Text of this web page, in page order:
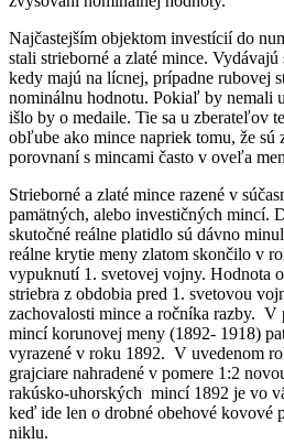
Najčastejším objektom investícií do
stali strieborné a zlaté mince.
kedy majú na lícnej, prípadne rubovej
nominálnu hodnotu. Pokiaľ by nemali
išlo by o medaile. Tie sa u zberateľov
obľube ako mince napriek tomu, že sú
porovnaní s mincami často v oveľa
Strieborné a zlaté mince razené v
pamätných, alebo investičných mincí.
skutočné reálne platidlo sú dávno
reálne krytie meny zlatom skončilo v
vypuknutí 1. svetovej vojny. Hodnota
striebra z obdobia pred 1. svetovou
zachovalosti mince a ročníka razby. V
mincí korunovej meny (1892- 1918)
vyrazené v roku 1892. V uvedenom
grajciare nahradené v pomere 1:2
rakúsko-uhorských mincí 1892 je vo
keď ide len o drobné obehové kovové
niklu.